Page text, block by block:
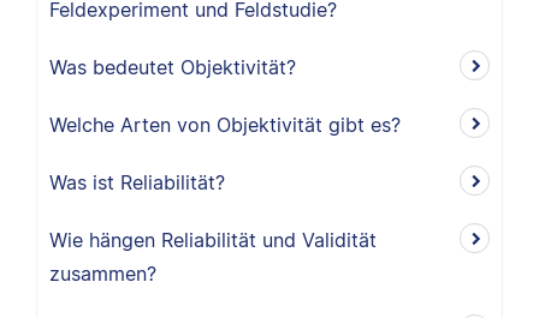
Feldexperiment und Feldstudie?
Was bedeutet Objektivität?
Welche Arten von Objektivität gibt es?
Was ist Reliabilität?
Wie hängen Reliabilität und Validität
zusammen?